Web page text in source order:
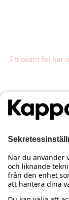
Ett okänt fel har